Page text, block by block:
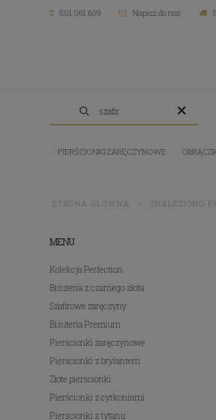
501 061 609 Napisz do nas
PIERŚCIONKI ZARĘCZYNOWE
STRONA GŁÓWNA » ZNALEZIONO
MENU
Kolekcja Perfection
Biżuteria z czarnego złota
Szafirowe zaręczyny
Biżuteria Premium
Pierścionki zaręczynowe
Pierścionki z brylantem
Złote pierścionki
Pierścionki z cyrkoniami
Pierścionki z tytanu